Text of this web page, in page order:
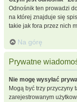
Odnośnik ten prowadzi
na której znajduje się
takie jak fora przez nich
Na górę
Prywatne
Nie mogę wysyłać
Mogą być trzy przyczyny
zarejestrowanym